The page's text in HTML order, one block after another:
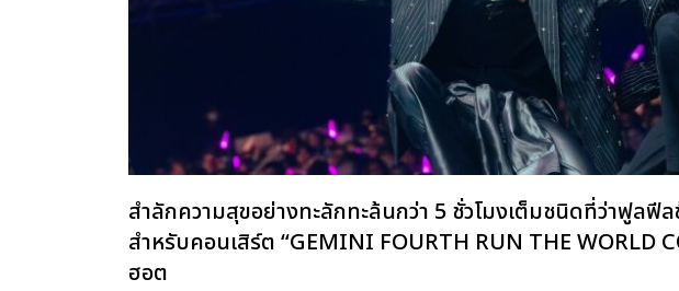
สำลักความสุขอย่างทะลักทะล้นกว่า 5 ชั่วโมงเต็มชนิดที่ว่าฟูลฟี
สำหรับคอนเสิร์ต “GEMINI FOURTH RUN THE WORLD
ฮอต